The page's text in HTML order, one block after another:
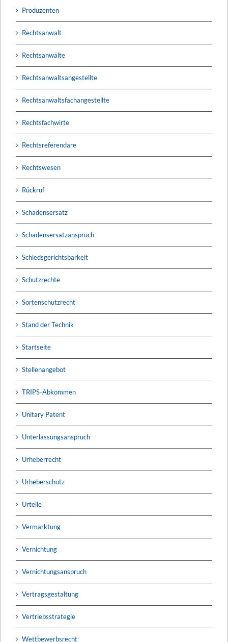
Produzenten
Rechtsanwalt
Rechtsanwälte
Rechtsanwaltsangestellte
Rechtsanwaltsfachangestellte
Rechtsfachwirte
Rechtsreferendare
Rechtswesen
Rückruf
Schadensersatz
Schadensersatzanspruch
Schiedsgerichtsbarkeit
Schutzrechte
Sortenschutzrecht
Stand der Technik
Startseite
Stellenangebot
TRIPS-Abkommen
Unitary Patent
Unterlassungsanspruch
Urheberrecht
Urheberschutz
Urteile
Vermarktung
Vernichtung
Vernichtungsanspruch
Vertragsgestaltung
Vertriebsstrategie
Wettbewerbsrecht